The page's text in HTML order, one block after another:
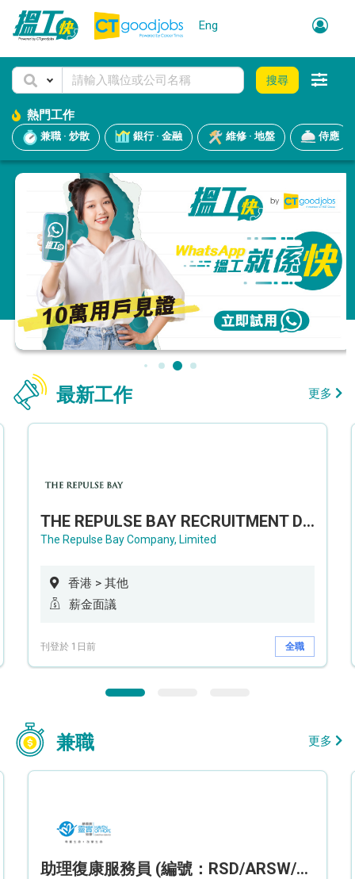
Eng
搜尋
熱門工作
兼職 · 炒散 銀行 · 金融 維修 · 地盤 侍應
最新工作 更多
THE REPULSE BAY RECRUITMENT DAY 淺水灣影灣園人才招聘會
The Repulse Bay Company, Limited
香港 > 其他
薪金面議
刊登於 1日前 全職
兼職 更多
助理復康服務員 (編號：RSD/ARSW/CTE)